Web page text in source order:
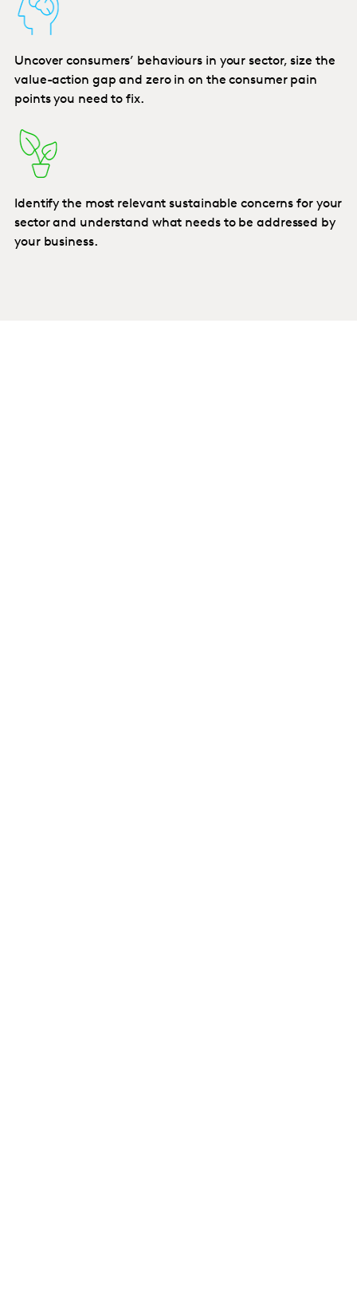
Uncover consumers’ behaviours in your sector, size the
value-action gap and zero in on the consumer pain
points you need to fix.
Identify the most relevant sustainable concerns for your
sector and understand what needs to be addressed by
your business.